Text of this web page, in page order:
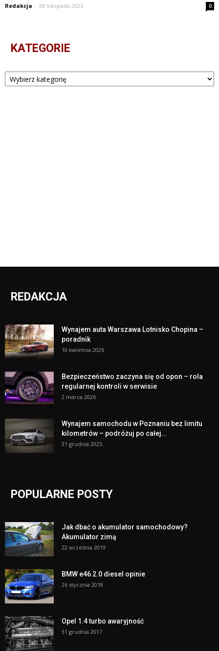
Redakcja - 28 listopada 2025 0
KATEGORIE
Kategorie
REDAKCJA
Wynajem auta Warszawa Lotnisko Chopina –
poradnik
10 kwietnia 2026
Bezpieczeństwo zaczyna się od opon – rola
regularnej kontroli w serwisie
2 marca 2026
Wynajem samochodu w Poznaniu bez limitu
kilometrów – podróżuj po całej...
31 grudnia 2025
POPULARNE POSTY
Jak dbać o akumulator samochodowy?
Akumulator zimą
22 września 2019
BMW e46 2.0 diesel opinie
26 stycznia 2018
Opel 1.4 turbo awaryjność
31 grudnia 2017